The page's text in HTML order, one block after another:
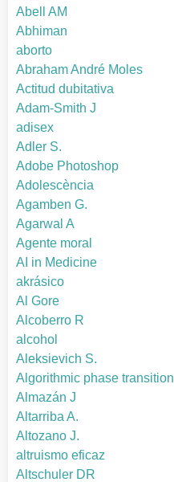
Abell AM
Abhiman
aborto
Abraham André Moles
Actitud dubitativa
Adam-Smith J
adisex
Adler S.
Adobe Photoshop
Adolescència
Agamben G.
Agarwal A
Agente moral
AI in Medicine
akrásico
Al Gore
Alcoberro R
alcohol
Aleksievich S.
Algorithmic phase transition
Almazán J
Altarriba A.
Altozano J.
altruismo eficaz
Altschuler DR